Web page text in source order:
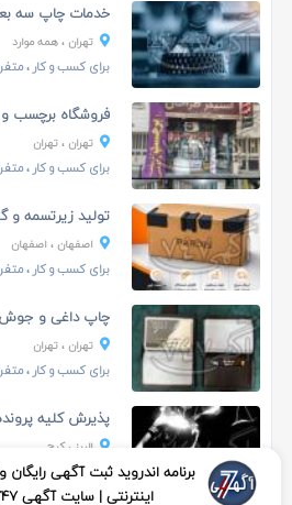
خدمات چاپ سه
تهران، همه موارد
برای کسب و کار،
فروشگاه برچسب و
تهران، تهران
برای کسب و کار،
اصفهان، اصفهان
برای کسب و کار،
تهران، تهران
برای کسب و کار،
البرز ، کرج
برای کسب و کار،
برنامه اندروید ثبت آگهی رایگان
اینترنتی | سایت آگهی 747